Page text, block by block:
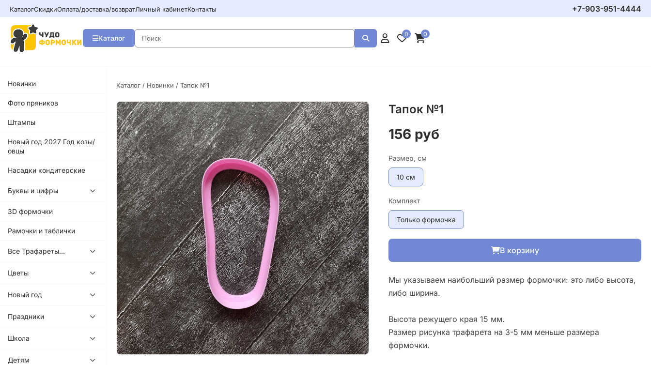
КаталогСкидкиОплата/доставка/возвратЛичный кабинетКонтакты +7-903-951-4444
Каталог
0 0
Новинки
Фото пряников
Штампы
Новый год 2027 Год козы/
овцы
Насадки кондитерские
Буквы и цифры
3D формочки
Рамочки и таблички
Все Трафареты...
Цветы
Новый год
Праздники
Школа
Детям
Каталог / Новинки / Тапок №1
Тапок №1
156 руб
Размер, см
10 см
Комплект
Только формочка
В корзину
Мы указываем наибольший размер формочки: это либо высота,
либо ширина.
Высота режущего края 15 мм.
Размер рисунка трафарета на 3-5 мм меньше размера
формочки.